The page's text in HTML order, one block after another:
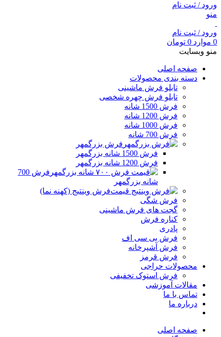
ورود / ثبت نام
منو
ورود / ثبت نام
0 موارد 0 تومان
منو وبسایت
صفحه اصلی
دسته بندی محصولات
تابلو فرش ماشینی
تابلو فرش چهره شخصی
فرش 1500 شانه
فرش 1200 شانه
فرش 1000 شانه
فرش 700 شانه
فرش بزرگمهر
فرش 1500 شانه بزرگمهر
فرش 1200 شانه بزرگمهر
فرش 700
شانه بزرگمهر
فرش وینتیج (کهنه نما)
فرش شگی
گجت های فرش ماشینی
کناره فرش
پادری
فرش بی سی اف
فرش آشپرخانه
فرش قرمز
محصولات حراجی
فرش استوک تخفیفی
مقالات آموزشی
تماس با ما
درباره ما
صفحه اصلی